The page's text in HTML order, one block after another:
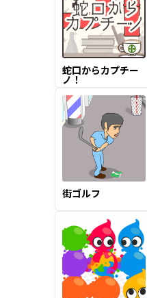
蛇口からカプチー
ノ！
街ゴルフ